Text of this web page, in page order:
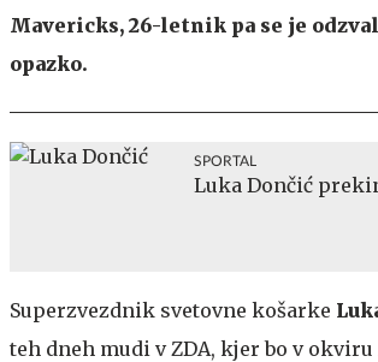
Mavericks, 26-letnik pa se je
opazko.
SPORTAL
Luka Dončić
Superzvezdnik svetovne košarke
teh dneh mudi v ZDA, kjer bo v